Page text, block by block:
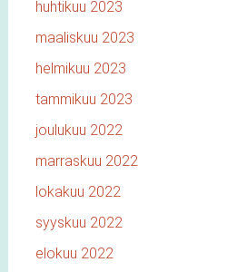
huhtikuu 2023
maaliskuu 2023
helmikuu 2023
tammikuu 2023
joulukuu 2022
marraskuu 2022
lokakuu 2022
syyskuu 2022
elokuu 2022